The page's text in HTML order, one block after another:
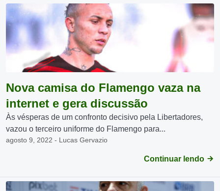
Nova camisa do Flamengo vaza na
internet e gera discussão
Às vésperas de um confronto decisivo pela Libertadores,
vazou o terceiro uniforme do Flamengo para...
agosto 9, 2022 - Lucas Gervazio
Continuar lendo